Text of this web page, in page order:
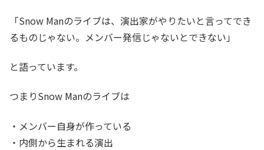
「Snow Manのライブは、演出家がやりたいと言ってでき
るものじゃない。メンバー発信じゃないとできない」
と語っています。
つまりSnow Manのライブは
・メンバー自身が作っている
・内側から生まれる演出